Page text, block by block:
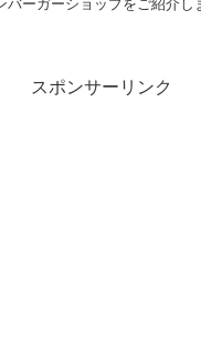
ーガーショップをご紹介し
スポンサーリンク